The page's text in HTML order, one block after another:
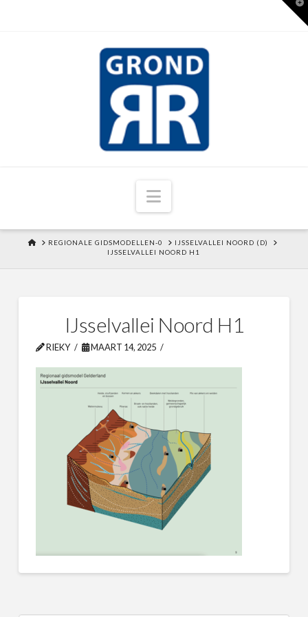
Navigation
HOMEREGIONALE GIDSMODELLEN-0
IJSSELVALLEI NOORD (D)
IJSSELVALLEI NOORD H1
IJsselvallei Noord H1
RIEKY MAART 14, 2025